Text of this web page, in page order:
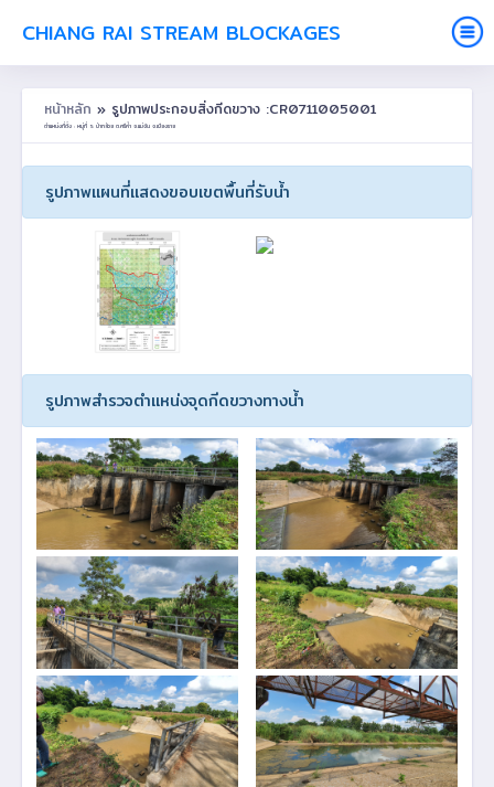
CHIANG RAI STREAM BLOCKAGES
หน้าหลัก » รูปภาพประกอบสิ่งกีดขวาง :CR0711005001
ตำแหน่งที่ตั้ง : หมู่ที่ 5 ป่ากล้วย ต.ศรีค้ำ อ.แม่จัน จ.เชียงราย
รูปภาพแผนที่แสดงขอบเขตพื้นที่รับน้ำ
รูปภาพสำรวจตำแหน่งจุดกีดขวางทางน้ำ